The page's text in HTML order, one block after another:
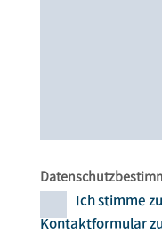
Ich stimme
Kontaktformular